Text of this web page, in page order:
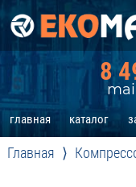
8
главная каталог
Главная